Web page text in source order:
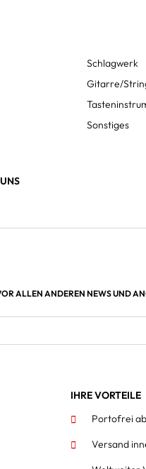
Schlagwerk
Gitarre/
Sonstiges
ALLEN ANDEREN NEWS UND
IHRE VORTEILE
Portofrei
Versand